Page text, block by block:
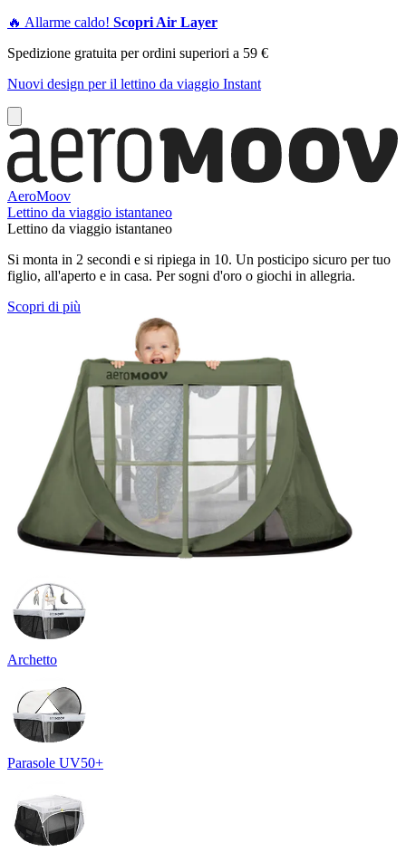
🔥 Allarme caldo! Scopri Air Layer
Spedizione gratuita per ordini superiori a 59 €
Nuovi design per il lettino da viaggio Instant
AeroMoov
Lettino da viaggio istantaneo
Lettino da viaggio istantaneo
Si monta in 2 secondi e si ripiega in 10. Un posticipo sicuro per tuo
figlio, all'aperto e in casa. Per sogni d'oro o giochi in allegria.
Scopri di più
Archetto
Parasole UV50+